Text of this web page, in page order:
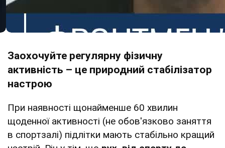
Заохочуйте регулярну фізичну
активність – це природний стабілізатор
настрою
При наявності щонайменше 60 хвилин
щоденної активності (не обов'язково заняття
в спортзалі) підлітки мають стабільно кращий